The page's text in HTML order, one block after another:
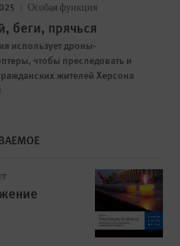
Особая функция
беги, прячься
использует дроны-
чтобы преследовать и
жителей Херсона